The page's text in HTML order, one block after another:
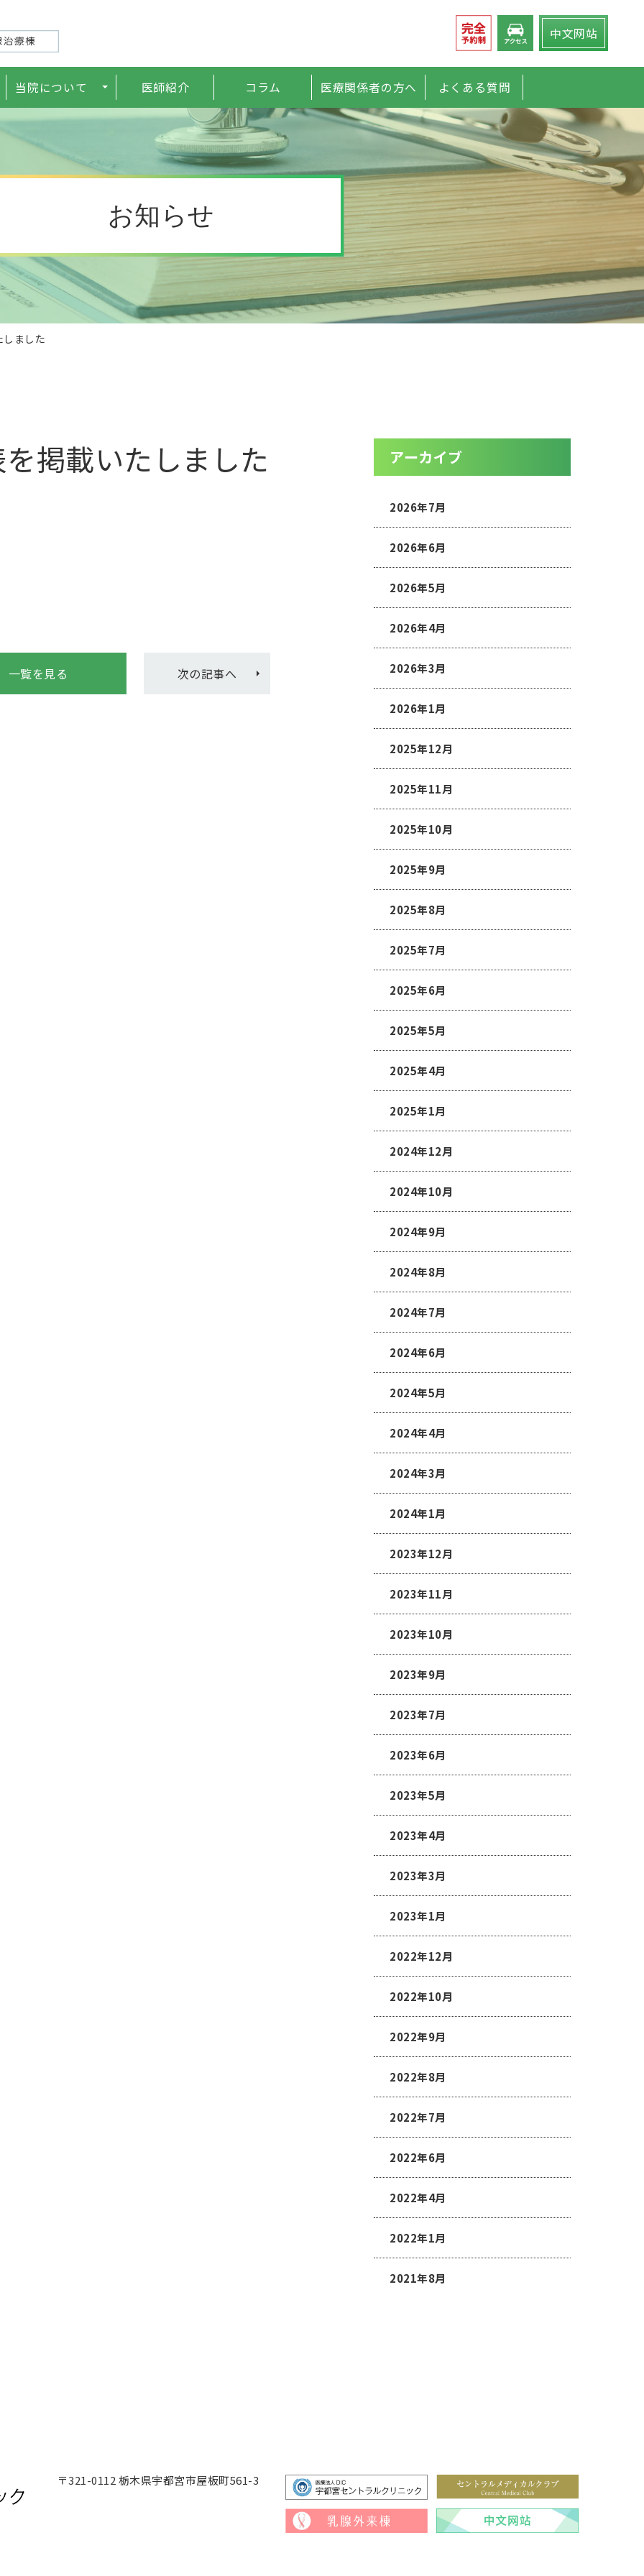
中文网站
方
当院について 医師紹介 コラム 医療関係者の方へ よくある質問
お知らせ
しました
掲載いたしました
一覧を見る 次の記事へ
アーカイブ
2026年7月
2026年6月
2026年5月
2026年4月
2026年3月
2026年1月
2025年12月
2025年11月
2025年10月
2025年9月
2025年8月
2025年7月
2025年6月
2025年5月
2025年4月
2025年1月
2024年12月
2024年10月
2024年9月
2024年8月
2024年7月
2024年6月
2024年5月
2024年4月
2024年3月
2024年1月
2023年12月
2023年11月
2023年10月
2023年9月
2023年7月
2023年6月
2023年5月
2023年4月
2023年3月
2023年1月
2022年12月
2022年10月
2022年9月
2022年8月
2022年7月
2022年6月
2022年4月
2022年1月
2021年8月
〒321-0112 栃木県宇都宮市屋板町561-3